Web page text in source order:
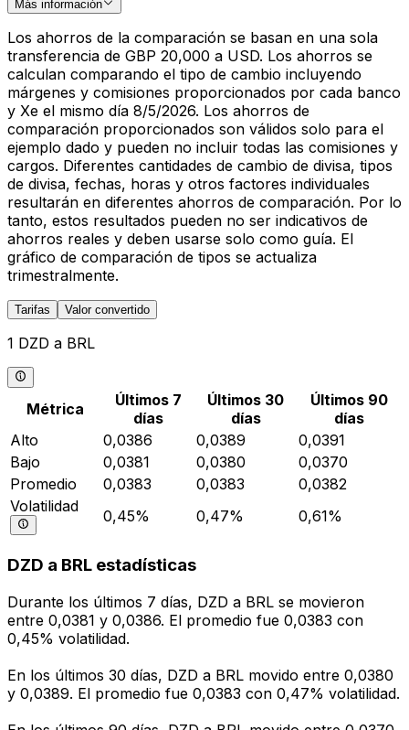
Más información
Los ahorros de la comparación se basan en una sola
transferencia de GBP 20,000 a USD. Los ahorros se
calculan comparando el tipo de cambio incluyendo
márgenes y comisiones proporcionados por cada banco
y Xe el mismo día 8/5/2026. Los ahorros de
comparación proporcionados son válidos solo para el
ejemplo dado y pueden no incluir todas las comisiones y
cargos. Diferentes cantidades de cambio de divisa, tipos
de divisa, fechas, horas y otros factores individuales
resultarán en diferentes ahorros de comparación. Por lo
tanto, estos resultados pueden no ser indicativos de
ahorros reales y deben usarse solo como guía. El
gráfico de comparación de tipos se actualiza
trimestralmente.
Tarifas Valor convertido
1 DZD a BRL
Métrica
Últimos 7
días
Últimos 30
días
Últimos 90
días
Alto
0,0386 0,0389
0,0391
Bajo
0,0381 0,0380
0,0370
Promedio
0,0383 0,0383
0,0382
Volatilidad
0,45% 0,47% 0,61%
DZD a BRL estadísticas
Durante los últimos 7 días, DZD a BRL se movieron
entre 0,0381 y 0,0386. El promedio fue 0,0383 con
0,45% volatilidad.
En los últimos 30 días, DZD a BRL movido entre 0,0380
y 0,0389. El promedio fue 0,0383 con 0,47% volatilidad.